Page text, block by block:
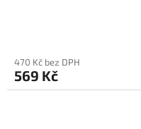
470 Kč bez DPH
569 Kč